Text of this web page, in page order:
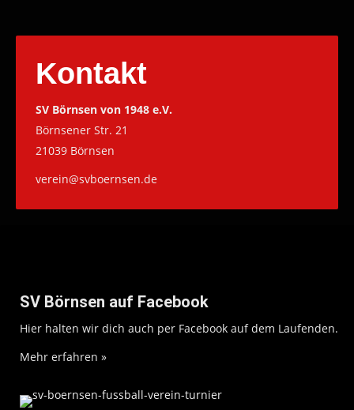
Kontakt
SV Börnsen von 1948 e.V.
Börnsener Str. 21
21039 Börnsen
verein@svboernsen.de
SV Börnsen auf Facebook
Hier halten wir dich auch per Facebook auf dem Laufenden.
Mehr erfahren »